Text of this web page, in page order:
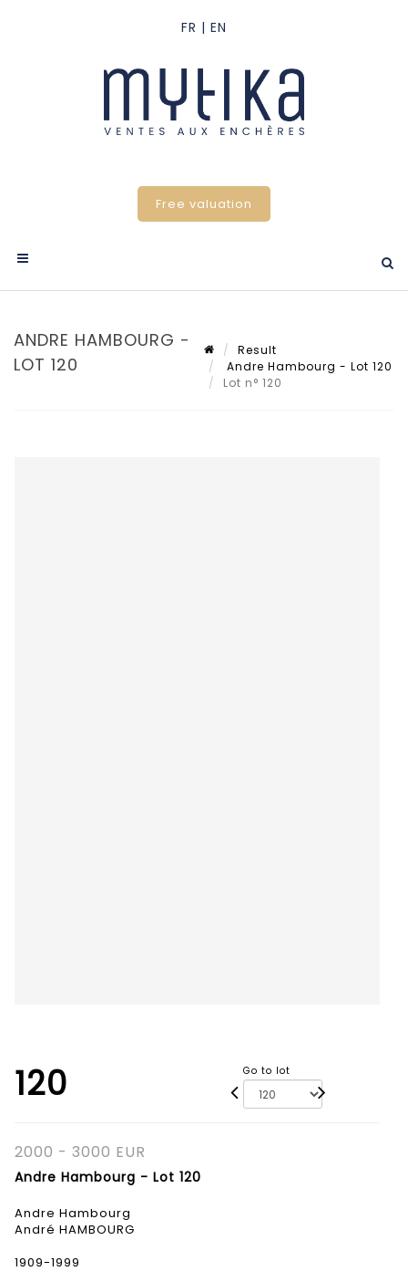
Free valuation
ANDRE HAMBOURG -
LOT 120
Result
Andre Hambourg - Lot 120
Lot n° 120
120 Go to lot
2000 - 3000 EUR
Andre Hambourg - Lot 120
Andre Hambourg
André HAMBOURG
1909-1999